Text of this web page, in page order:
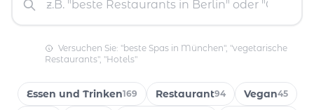
Versuchen Sie: "beste Spas in München", "vegetarische
Restaurants", "Hotels"
Essen und Trinken169 Restaurant94 Vegan45